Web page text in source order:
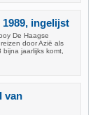
1989, ingelijst
De Haagse
door Azië als
jaarlijks komt,
van